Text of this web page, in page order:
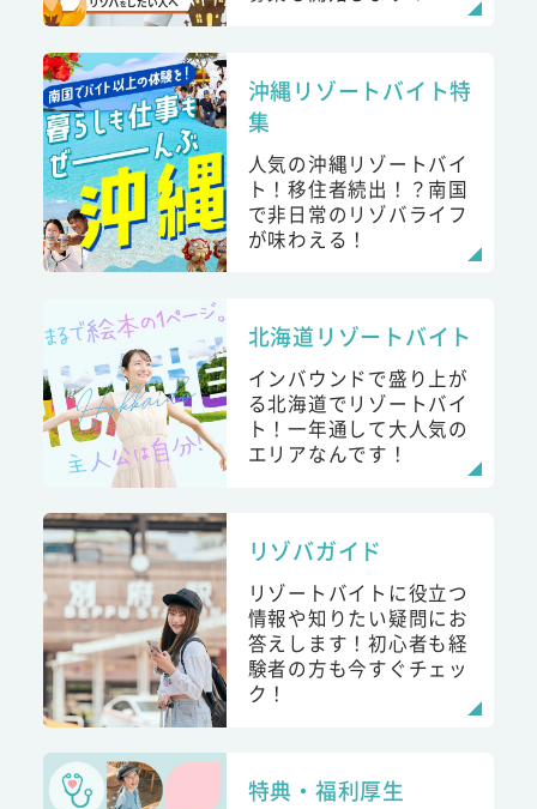
沖縄リゾートバイト特
集
人気の沖縄リゾートバイ
ト！移住者続出！？南国
で非日常のリゾバライフ
が味わえる！
北海道リゾートバイト
インバウンドで盛り上が
る北海道でリゾートバイ
ト！一年通して大人気の
エリアなんです！
リゾバガイド
リゾートバイトに役立つ
情報や知りたい疑問にお
答えします！初心者も経
験者の方も今すぐチェッ
ク！
特典・福利厚生